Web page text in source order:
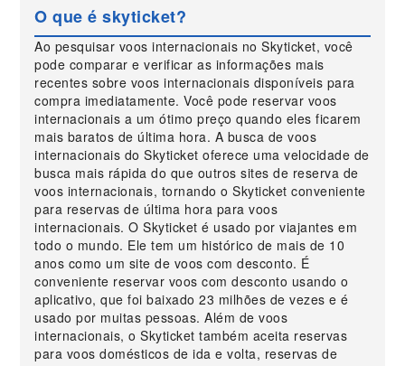
O que é skyticket?
Ao pesquisar voos internacionais no Skyticket, você
pode comparar e verificar as informações mais
recentes sobre voos internacionais disponíveis para
compra imediatamente. Você pode reservar voos
internacionais a um ótimo preço quando eles ficarem
mais baratos de última hora. A busca de voos
internacionais do Skyticket oferece uma velocidade de
busca mais rápida do que outros sites de reserva de
voos internacionais, tornando o Skyticket conveniente
para reservas de última hora para voos
internacionais. O Skyticket é usado por viajantes em
todo o mundo. Ele tem um histórico de mais de 10
anos como um site de voos com desconto. É
conveniente reservar voos com desconto usando o
aplicativo, que foi baixado 23 milhões de vezes e é
usado por muitas pessoas. Além de voos
internacionais, o Skyticket também aceita reservas
para voos domésticos de ida e volta, reservas de